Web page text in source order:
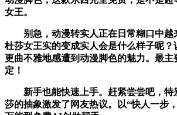
女王。
别急，动漫转实人正在日常糊口中越
杜莎女王实的变成实人会是什么样子呢？
更曲不雅地感遭到动漫脚色的魅力。最主
定！
新手也能快速上手。赶紧尝尝吧，特
莎的抽象激发了网友热议。以“快人一步